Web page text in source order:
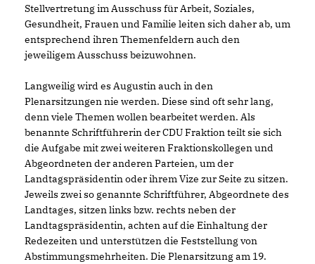
Stellvertretung im Ausschuss für Arbeit, Soziales,
Gesundheit, Frauen und Familie leiten sich daher ab, um
entsprechend ihren Themenfeldern auch den
jeweiligem Ausschuss beizuwohnen.
Langweilig wird es Augustin auch in den
Plenarsitzungen nie werden. Diese sind oft sehr lang,
denn viele Themen wollen bearbeitet werden. Als
benannte Schriftführerin der CDU Fraktion teilt sie sich
die Aufgabe mit zwei weiteren Fraktionskollegen und
Abgeordneten der anderen Parteien, um der
Landtagspräsidentin oder ihrem Vize zur Seite zu sitzen.
Jeweils zwei so genannte Schriftführer, Abgeordnete des
Landtages, sitzen links bzw. rechts neben der
Landtagspräsidentin, achten auf die Einhaltung der
Redezeiten und unterstützen die Feststellung von
Abstimmungsmehrheiten. Die Plenarsitzung am 19.